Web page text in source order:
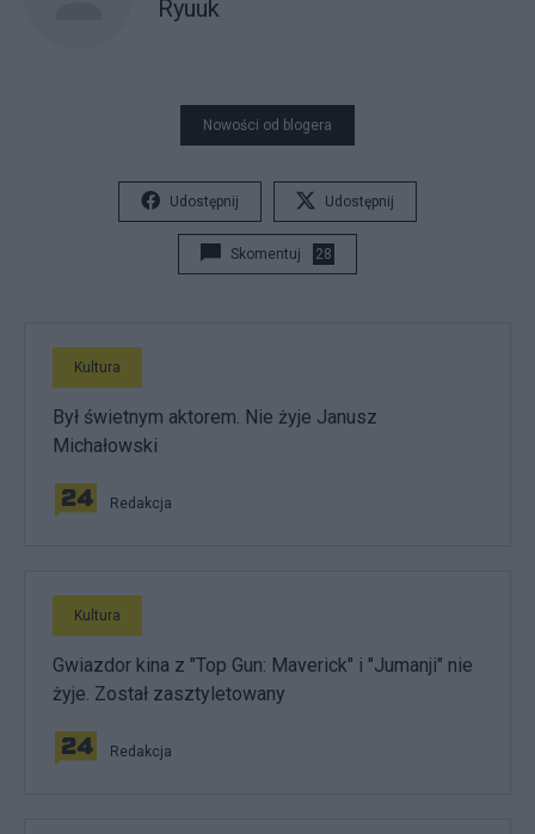
Ryuuk
Nowości od blogera
Udostępnij Udostępnij
Skomentuj 28
Kultura
Był świetnym aktorem. Nie żyje Janusz
Michałowski
Redakcja
Kultura
Gwiazdor kina z "Top Gun: Maverick" i "Jumanji" nie
żyje. Został zasztyletowany
Redakcja